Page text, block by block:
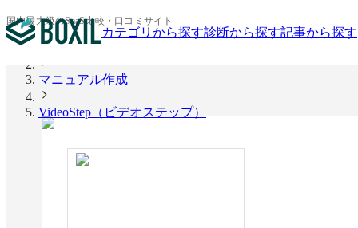
国内最大級のSaaS比較・口コミサイト
カテゴリから探す診断から探す記事から探す
BOXIL
マニュアル作成
VideoStep（ビデオステップ）